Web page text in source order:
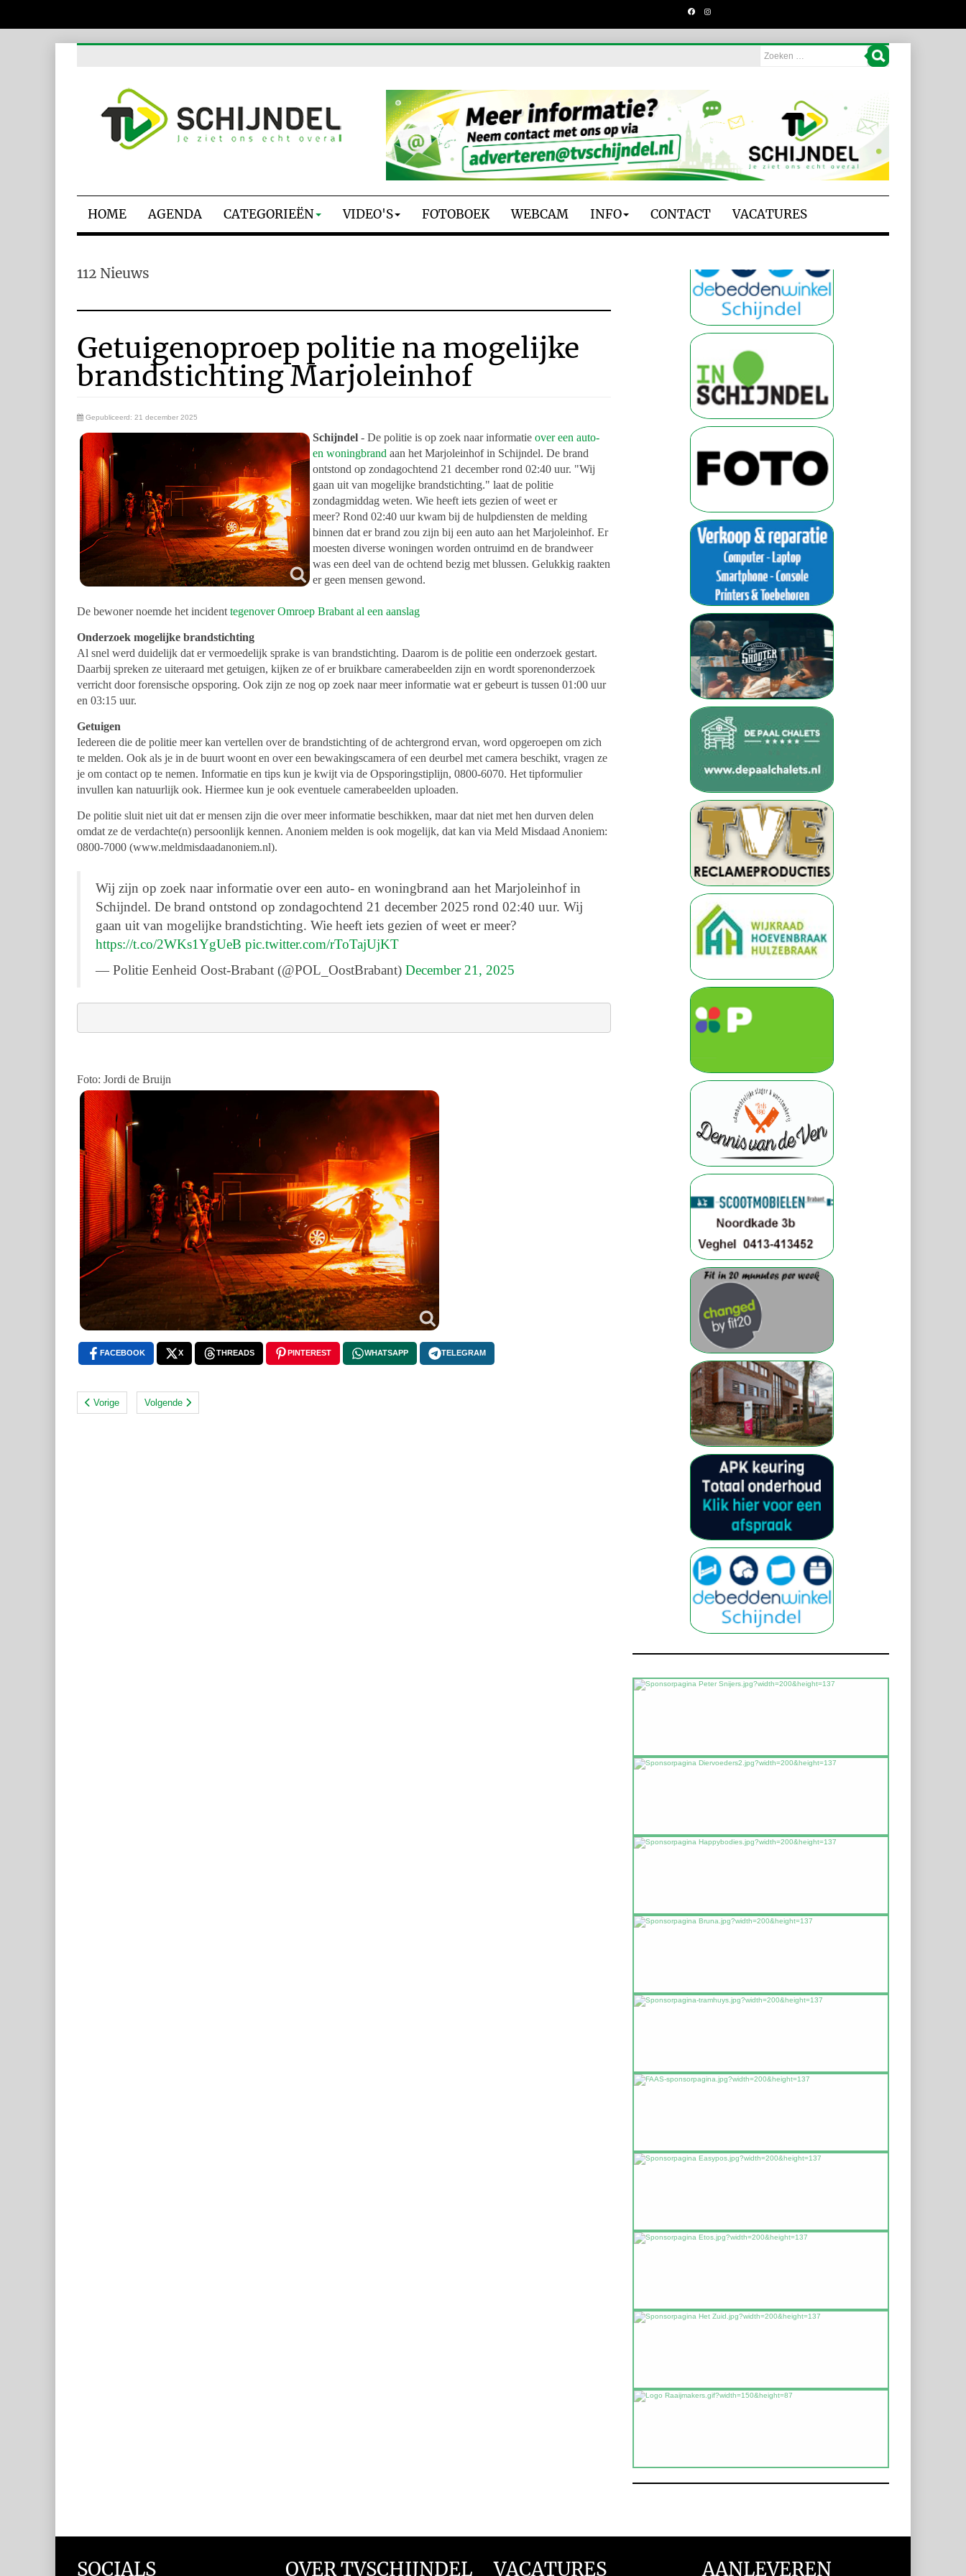
HOME AGENDA CATEGORIEËN VIDEO'S FOTOBOEK WEBCAM INFO CONTACT VACATURES
112 Nieuws
Getuigenoproep politie na mogelijke
brandstichting Marjoleinhof
Gepubliceerd: 21 december 2025
Schijndel - De politie is op zoek naar informatie over een auto-
en woningbrand aan het Marjoleinhof in Schijndel. De brand
ontstond op zondagochtend 21 december rond 02:40 uur. "Wij
gaan uit van mogelijke brandstichting." laat de politie
zondagmiddag weten. Wie heeft iets gezien of weet er
meer? Rond 02:40 uur kwam bij de hulpdiensten de melding
binnen dat er brand zou zijn bij een auto aan het Marjoleinhof. Er
moesten diverse woningen worden ontruimd en de brandweer
was een deel van de ochtend bezig met blussen. Gelukkig raakten
er geen mensen gewond.
De bewoner noemde het incidenttegenover Omroep Brabant al een aanslag
Onderzoek mogelijke brandstichting
Al snel werd duidelijk dat er vermoedelijk sprake is van brandstichting. Daarom is de politie een onderzoek gestart.
Daarbij spreken ze uiteraard met getuigen, kijken ze of er bruikbare camerabeelden zijn en wordt sporenonderzoek
verricht door forensische opsporing. Ook zijn ze nog op zoek naar meer informatie wat er gebeurt is tussen 01:00 uur
en 03:15 uur.
Getuigen
Iedereen die de politie meer kan vertellen over de brandstichting of de achtergrond ervan, word opgeroepen om zich
te melden. Ook als je in de buurt woont en over een bewakingscamera of een deurbel met camera beschikt, vragen ze
je om contact op te nemen. Informatie en tips kun je kwijt via de Opsporingstiplijn, 0800-6070. Het tipformulier
invullen kan natuurlijk ook. Hiermee kun je ook eventuele camerabeelden uploaden.
De politie sluit niet uit dat er mensen zijn die over meer informatie beschikken, maar dat niet met hen durven delen
omdat ze de verdachte(n) persoonlijk kennen. Anoniem melden is ook mogelijk, dat kan via Meld Misdaad Anoniem:
0800-7000 (www.meldmisdaadanoniem.nl).
Wij zijn op zoek naar informatie over een auto- en woningbrand aan het Marjoleinhof in
Schijndel. De brand ontstond op zondagochtend 21 december 2025 rond 02:40 uur. Wij
gaan uit van mogelijke brandstichting. Wie heeft iets gezien of weet er meer?
https://t.co/2WKs1YgUeB pic.twitter.com/rToTajUjKT
— Politie Eenheid Oost-Brabant (@POL_OostBrabant) December 21, 2025
Foto: Jordi de Bruijn
FACEBOOK X THREADS PINTEREST WHATSAPP TELEGRAM
Vorige Volgende
SOCIALS OVER TVSCHIJNDEL VACATURES AANLEVEREN